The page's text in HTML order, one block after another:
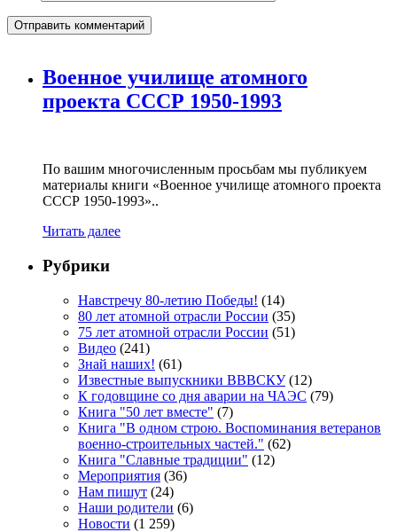
Военное училище атомного
проекта СССР 1950-1993
По вашим многочисленным просьбам мы публикуем
материалы книги «Военное училище атомного проекта
СССР 1950-1993»..
Читать далее
Рубрики
Навстречу 80-летию Победы! (14)
80 лет атомной отрасли России (35)
75 лет атомной отрасли России (51)
Видео (241)
Знай наших! (61)
Известные выпускники ВВВСКУ(12)
К годовщине со дня аварии на ЧАЭС (79)
Книга "50 лет вместе" (7)
Книга "В одном строю. Воспоминания ветеранов
военно-строительных частей." (62)
Книга "Славные традиции" (12)
Мероприятия (36)
Нам пишут (24)
Наши родители (6)
Новости (1 259)